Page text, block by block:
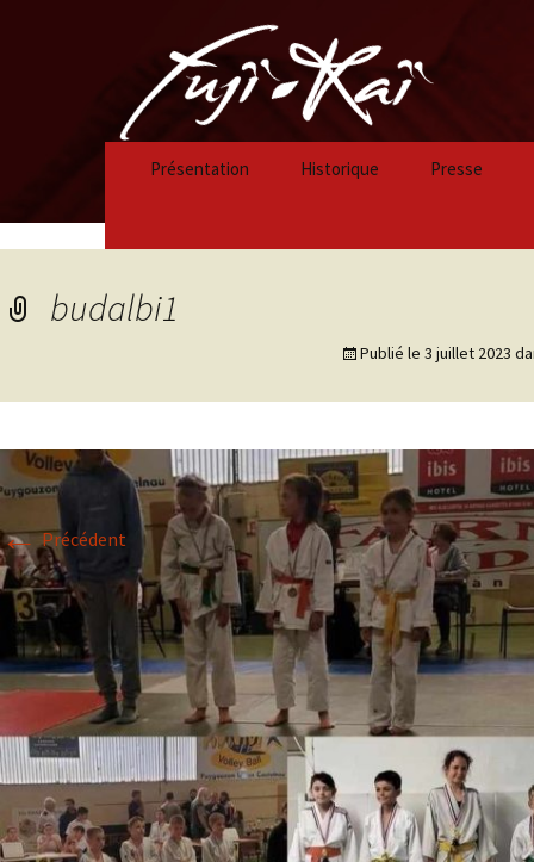
Présentation Historique
Historique 2018/2019
Historique 2017-2018
Historique 2016-2017
Historique 2015-2016
Presse
budalbi1
Publié le 3 juillet 2023
←Précédent